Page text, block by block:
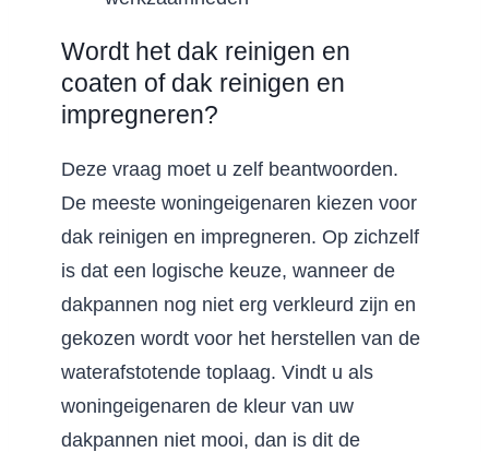
Wordt het dak reinigen en
coaten of dak reinigen en
impregneren?
Deze vraag moet u zelf beantwoorden.
De meeste woningeigenaren kiezen voor
dak reinigen en impregneren. Op zichzelf
is dat een logische keuze, wanneer de
dakpannen nog niet erg verkleurd zijn en
gekozen wordt voor het herstellen van de
waterafstotende toplaag. Vindt u als
woningeigenaren de kleur van uw
dakpannen niet mooi, dan is dit de